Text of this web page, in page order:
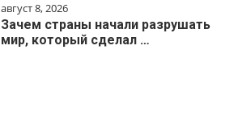
август 8, 2026
Зачем страны начали разрушать
мир, который сделал …